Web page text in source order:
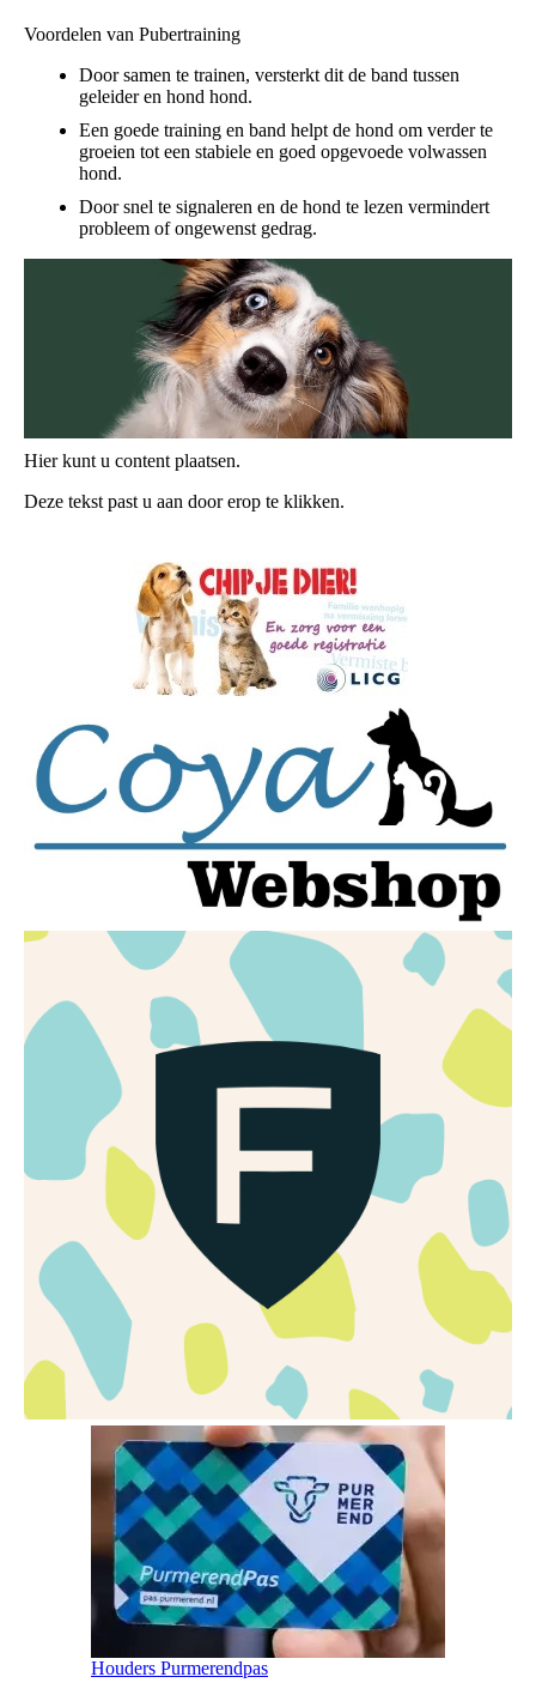
Voordelen van Pubertraining
Door samen te trainen, versterkt dit de band tussen
geleider en hond hond.
Een goede training en band helpt de hond om verder te
groeien tot een stabiele en goed opgevoede volwassen
hond.
Door snel te signaleren en de hond te lezen vermindert
probleem of ongewenst gedrag.
Hier kunt u content plaatsen.
Deze tekst past u aan door erop te klikken.
Houders Purmerendpas